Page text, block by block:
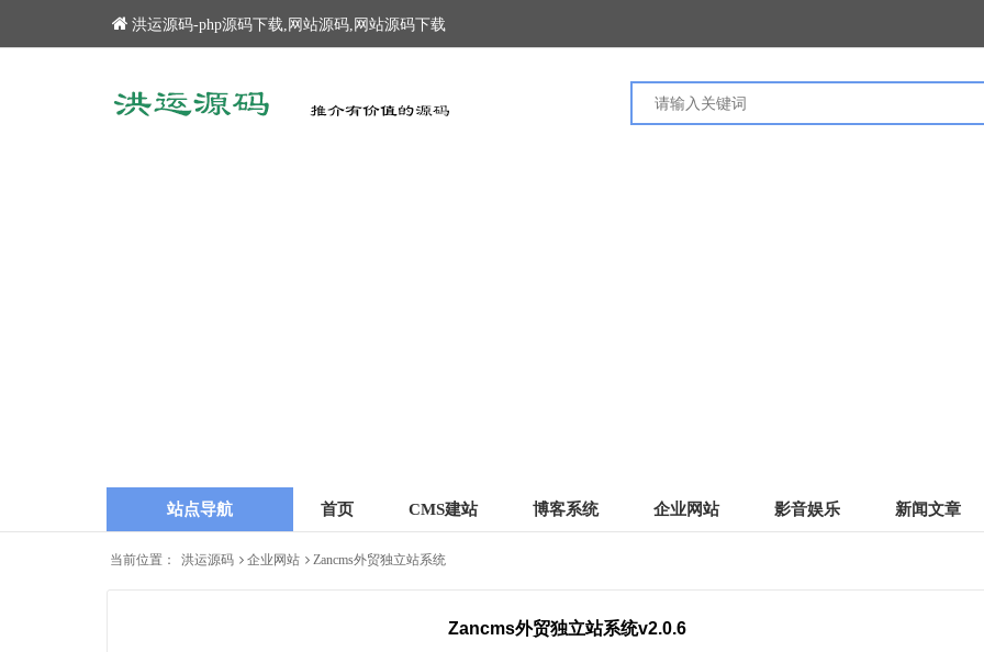
洪运源码-php源码下载,网站源码,网站源码下载
站点导航 首页 CMS建站 博客系统 企业网站 影音娱乐 新闻文章
当前位置： 洪运源码 企业网站 Zancms外贸独立站系统
Zancms外贸独立站系统v2.0.6